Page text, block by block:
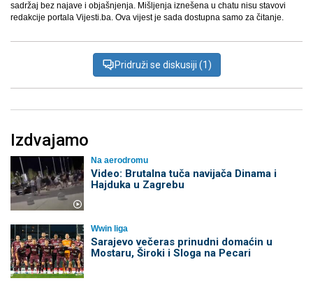
sadržaj bez najave i objašnjenja. Mišljenja iznešena u chatu nisu stavovi
redakcije portala Vijesti.ba. Ova vijest je sada dostupna samo za čitanje.
Pridruži se diskusiji (1)
Izdvajamo
Na aerodromu
Video: Brutalna tuča navijača Dinama i
Hajduka u Zagrebu
Wwin liga
Sarajevo večeras prinudni domaćin u
Mostaru, Široki i Sloga na Pecari